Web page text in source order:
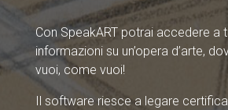
Con SpeakART potrai accedere a
informazioni su un’opera d’arte,
vuoi, come vuoi!
Il software riesce a legare